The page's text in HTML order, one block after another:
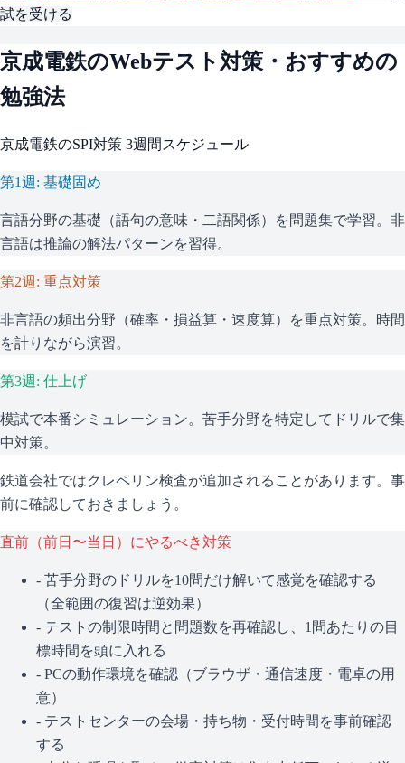
試を受ける
京成電鉄のWebテスト対策・おすすめの
勉強法
京成電鉄のSPI対策 3週間スケジュール
第1週: 基礎固め
言語分野の基礎（語句の意味・二語関係）を問題集で学習。非
言語は推論の解法パターンを習得。
第2週: 重点対策
非言語の頻出分野（確率・損益算・速度算）を重点対策。時間
を計りながら演習。
第3週: 仕上げ
模試で本番シミュレーション。苦手分野を特定してドリルで集
中対策。
鉄道会社ではクレペリン検査が追加されることがあります。事
前に確認しておきましょう。
直前（前日〜当日）にやるべき対策
- 苦手分野のドリルを10問だけ解いて感覚を確認する
（全範囲の復習は逆効果）
- テストの制限時間と問題数を再確認し、1問あたりの目
標時間を頭に入れる
- PCの動作環境を確認（ブラウザ・通信速度・電卓の用
意）
- テストセンターの会場・持ち物・受付時間を事前確認
する